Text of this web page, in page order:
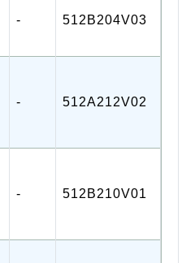
- 512B204V03
- 512A212V02
- 512B210V01